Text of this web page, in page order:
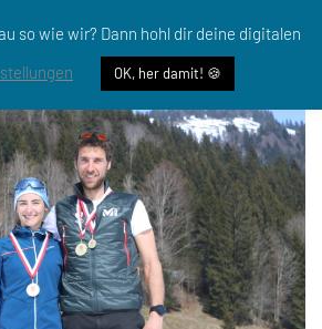
so wie wir? Dann hohl dir deine digitalen
OK, her damit! 🍪